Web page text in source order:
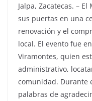
Jalpa, Zacatecas. –
sus puertas en una
renovación y el
local. El evento fue
Viramontes, quien
administrativo,
comunidad. Durante
palabras de